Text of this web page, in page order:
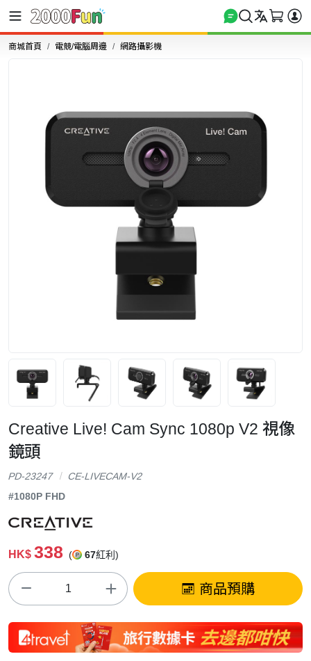
商城首頁 電競/電腦周邊 網路攝影機
Creative Live! Cam Sync 1080p V2 視像
鏡頭
PD-23247
CE-LIVECAM-V2
#1080P FHD
HK$ 338 ( 67紅利)
商品預購